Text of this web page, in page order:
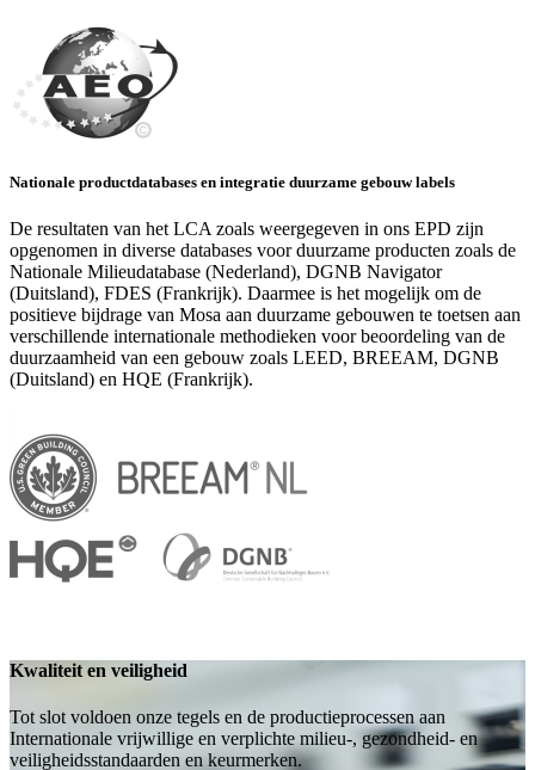
Nationale productdatabases en integratie duurzame gebouw labels
De resultaten van het LCA zoals weergegeven in ons EPD zijn
opgenomen in diverse databases voor duurzame producten zoals de
Nationale Milieudatabase (Nederland), DGNB Navigator
(Duitsland), FDES (Frankrijk). Daarmee is het mogelijk om de
positieve bijdrage van Mosa aan duurzame gebouwen te toetsen aan
verschillende internationale methodieken voor beoordeling van de
duurzaamheid van een gebouw zoals LEED, BREEAM, DGNB
(Duitsland) en HQE (Frankrijk).
Kwaliteit en veiligheid
Tot slot voldoen onze tegels en de productieprocessen aan
Internationale vrijwillige en verplichte milieu-, gezondheid- en
veiligheidsstandaarden en keurmerken.